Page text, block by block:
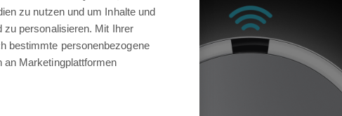
zu nutzen und um Inhalte und
personalisieren. Mit Ihrer
bestimmte personenbezogene
Marketingplattformen